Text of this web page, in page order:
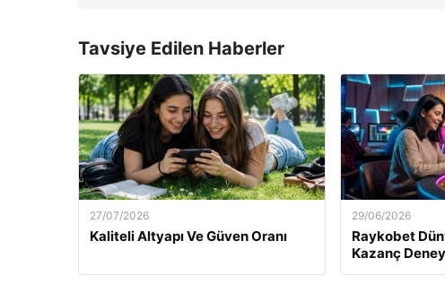
Tavsiye Edilen Haberler
27/07/2026
Kaliteli Altyapı Ve Güven Oranı
29/06/2026
Raykobet
Kazanç